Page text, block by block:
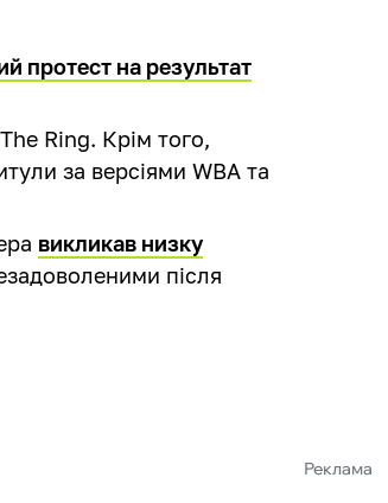
протест на результат
Ring. Крім того,
за версіями WBA та
викликав низку
після
Реклама